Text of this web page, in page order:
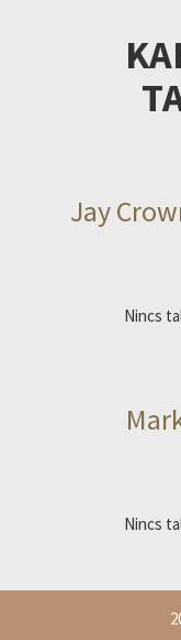
Jay
Nincs
Nincs